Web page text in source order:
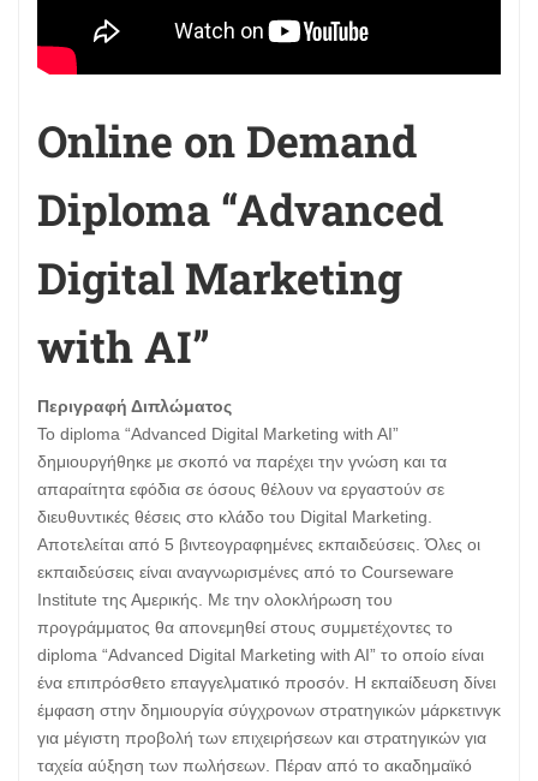
Online on Demand
Diploma “Advanced
Digital Marketing
with AI”
Περιγραφή Διπλώματος
Το diploma “Advanced Digital Marketing with AI”
δημιουργήθηκε με σκοπό να παρέχει την γνώση και τα
απαραίτητα εφόδια σε όσους θέλουν να εργαστούν σε
διευθυντικές θέσεις στο κλάδο του Digital Marketing.
Αποτελείται από 5 βιντεογραφημένες εκπαιδεύσεις. Όλες οι
εκπαιδεύσεις είναι αναγνωρισμένες από το Courseware
Institute της Αμερικής. Με την ολοκλήρωση του
προγράμματος θα απονεμηθεί στους συμμετέχοντες το
diploma “Advanced Digital Marketing with AI” το οποίο είναι
ένα επιπρόσθετο επαγγελματικό προσόν. Η εκπαίδευση δίνει
έμφαση στην δημιουργία σύγχρονων στρατηγικών μάρκετινγκ
για μέγιστη προβολή των επιχειρήσεων και στρατηγικών για
ταχεία αύξηση των πωλήσεων. Πέραν από το ακαδημαϊκό